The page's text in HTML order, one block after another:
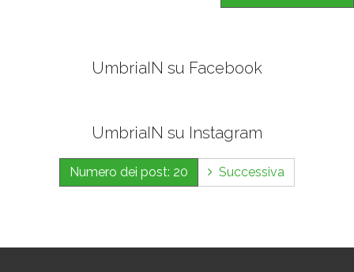
UmbriaIN su Facebook
UmbriaIN su Instagram
Numero dei post: 20 Successiva